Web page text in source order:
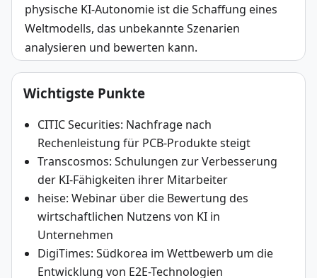
physische KI-Autonomie ist die Schaffung eines
Weltmodells, das unbekannte Szenarien
analysieren und bewerten kann.
Wichtigste Punkte
CITIC Securities: Nachfrage nach
Rechenleistung für PCB-Produkte steigt
Transcosmos: Schulungen zur Verbesserung
der KI-Fähigkeiten ihrer Mitarbeiter
heise: Webinar über die Bewertung des
wirtschaftlichen Nutzens von KI in
Unternehmen
DigiTimes: Südkorea im Wettbewerb um die
Entwicklung von E2E-Technologien